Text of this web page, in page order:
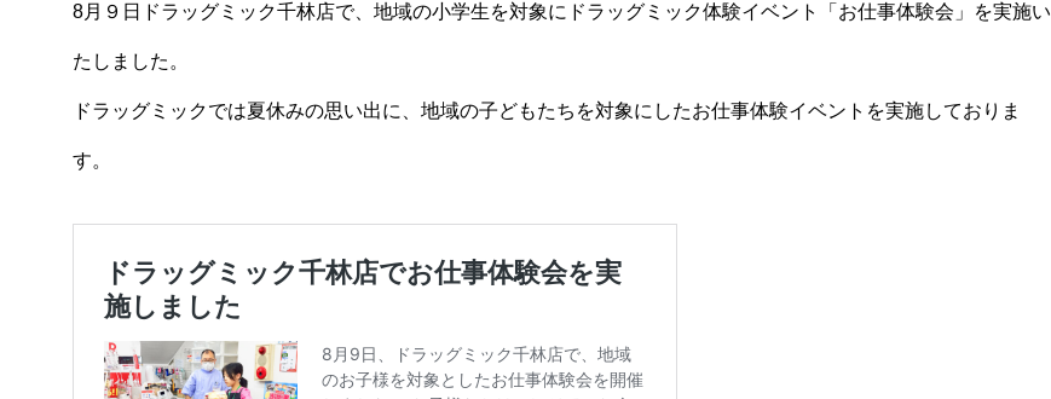
8月９日ドラッグミック千林店で、地域の小学生を対象にドラッグミック体験イベント「お仕事体験会」を実施い
たしました。
ドラッグミックでは夏休みの思い出に、地域の子どもたちを対象にしたお仕事体験イベントを実施しておりま
す。